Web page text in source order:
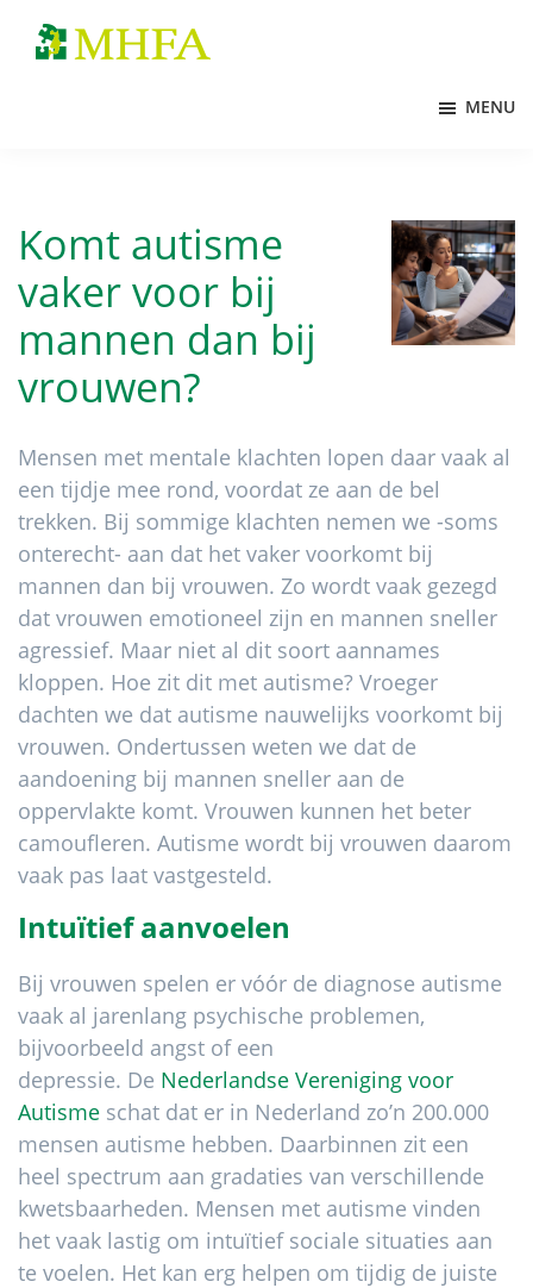
naar
naar
MENU
Komt autisme
vaker voor bij
mannen dan bij
vrouwen?
Mensen met mentale klachten lopen daar vaak al
een tijdje mee rond, voordat ze aan de bel
trekken. Bij sommige klachten nemen we -soms
onterecht- aan dat het vaker voorkomt bij
mannen dan bij vrouwen. Zo wordt vaak gezegd
dat vrouwen emotioneel zijn en mannen sneller
agressief. Maar niet al dit soort aannames
kloppen. Hoe zit dit met autisme? Vroeger
dachten we dat autisme nauwelijks voorkomt bij
vrouwen. Ondertussen weten we dat de
aandoening bij mannen sneller aan de
oppervlakte komt. Vrouwen kunnen het beter
camoufleren. Autisme wordt bij vrouwen daarom
vaak pas laat vastgesteld.
Intuïtief aanvoelen
Bij vrouwen spelen er vóór de diagnose autisme
vaak al jarenlang psychische problemen,
bijvoorbeeld angst of een
depressie. De Nederlandse Vereniging voor
Autisme schat dat er in Nederland zo’n 200.000
mensen autisme hebben. Daarbinnen zit een
heel spectrum aan gradaties van verschillende
kwetsbaarheden. Mensen met autisme vinden
het vaak lastig om intuïtief sociale situaties aan
te voelen. Het kan erg helpen om tijdig de juiste